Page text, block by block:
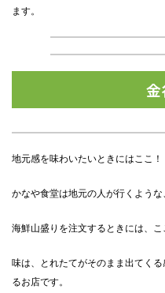
ます。
金
地元感を味わいたいときにはここ！
かなや食堂は地元の人が行くような
海鮮山盛りを注文するときには、こ
味は、とれたてがそのまま出てく
るお店です。